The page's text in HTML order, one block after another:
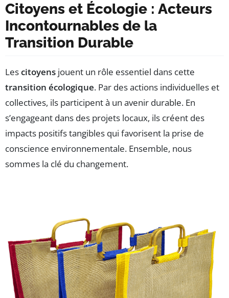
Citoyens et Écologie : Acteurs
Incontournables de la
Transition Durable
Lescitoyens jouent un rôle essentiel dans cette
transition écologique. Par des actions individuelles et
collectives, ils participent à un avenir durable. En
s’engageant dans des projets locaux, ils créent des
impacts positifs tangibles qui favorisent la prise de
conscience environnementale. Ensemble, nous
sommes la clé du changement.